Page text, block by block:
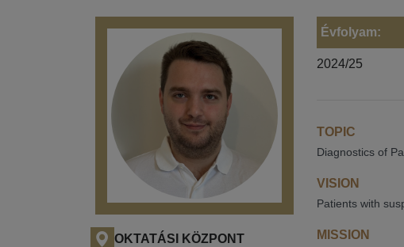
OKTATÁSI KÖZPONT
Évfolyam:
2024/25
TOPIC
Diagnostics of
VISION
Patients with
MISSION